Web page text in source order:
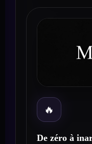
🔥
De zéro à